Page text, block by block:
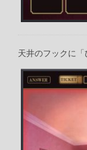
天井のフックに「